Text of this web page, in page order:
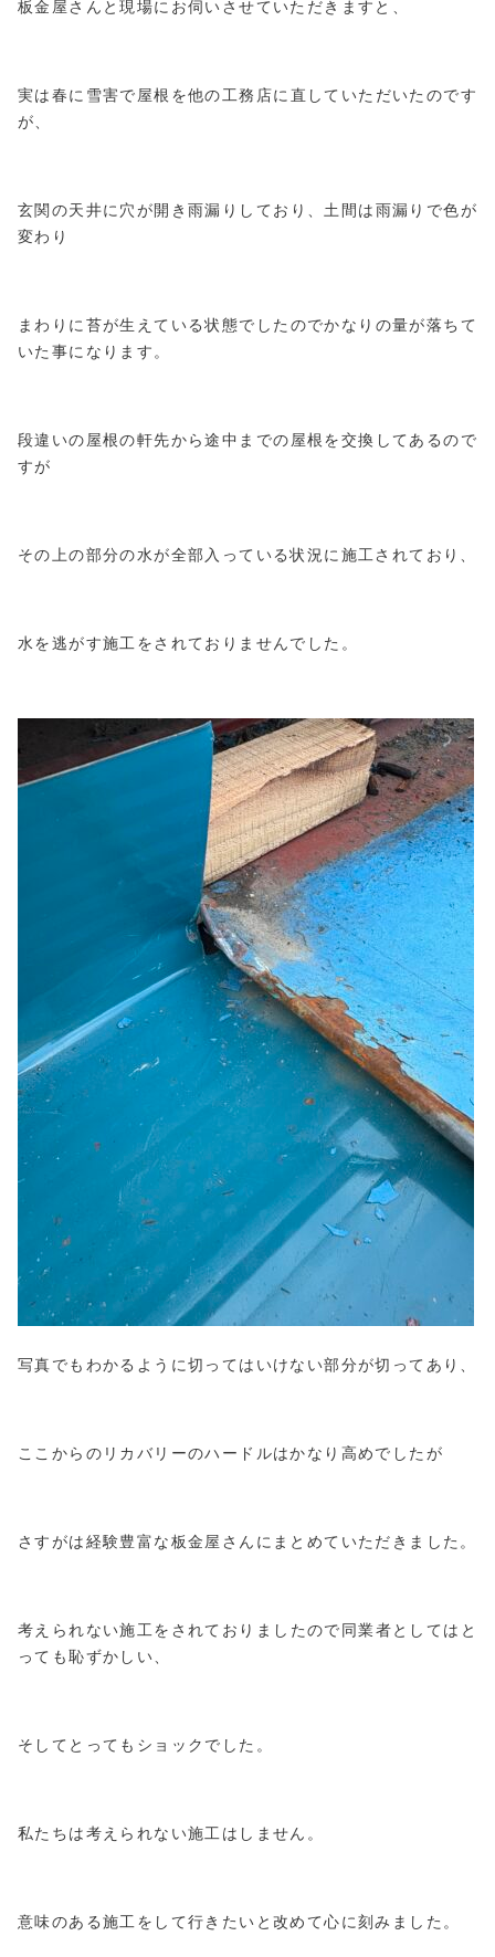
板金屋さんと現場にお伺いさせていただきますと、
実は春に雪害で屋根を他の工務店に直していただいたのです
が、
玄関の天井に穴が開き雨漏りしており、土間は雨漏りで色が
変わり
まわりに苔が生えている状態でしたのでかなりの量が落ちて
いた事になります。
段違いの屋根の軒先から途中までの屋根を交換してあるので
すが
その上の部分の水が全部入っている状況に施工されており、
水を逃がす施工をされておりませんでした。
写真でもわかるように切ってはいけない部分が切ってあり、
ここからのリカバリーのハードルはかなり高めでしたが
さすがは経験豊富な板金屋さんにまとめていただきました。
考えられない施工をされておりましたので同業者としてはと
っても恥ずかしい、
そしてとってもショックでした。
私たちは考えられない施工はしません。
意味のある施工をして行きたいと改めて心に刻みました。